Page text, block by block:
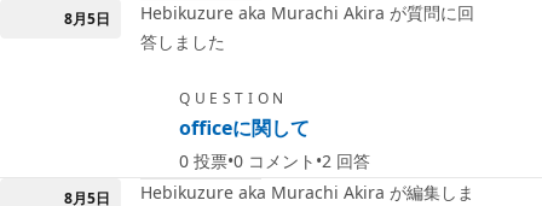
8月5日
Hebikuzure aka Murachi Akira が質問に回
答しました
QUESTION
officeに関して
0 投票 0 コメント 2 回答
8月5日 Hebikuzure aka Murachi Akira が編集しま